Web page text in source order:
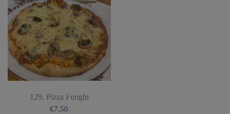
129. Pizza Funghi
€7,50